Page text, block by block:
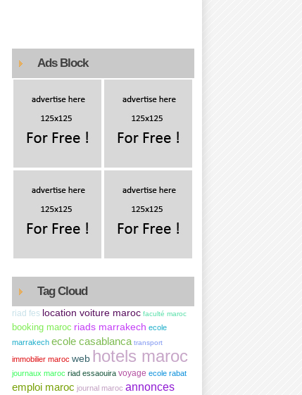
Ads Block
Tag Cloud
riad fes location voiture maroc faculté maroc
booking maroc riads marrakech ecole
marrakech ecole casablanca transport
immobilier maroc web hotels maroc
journaux maroc riad essaouira voyage ecole rabat
emploi maroc journal maroc annonces